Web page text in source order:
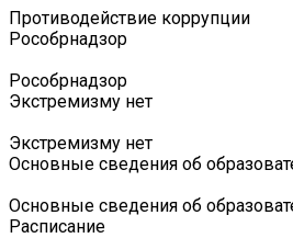
Противодействие коррупции
Роcобрнадзор
Роcобрнадзор
Экстремизму нет
Экстремизму нет
Основные сведения об
Основные сведения об
Расписание